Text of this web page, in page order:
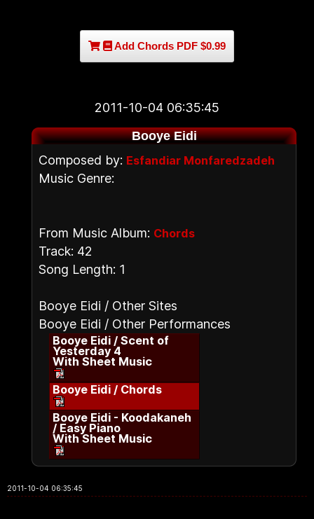
Add Chords PDF $0.99
2011-10-04 06:35:45
Booye Eidi
Composed by: Esfandiar Monfaredzadeh
Music Genre:
From Music Album: Chords
Track: 42
Song Length: 1
Booye Eidi / Other Sites
Booye Eidi / Other Performances
Booye Eidi / Scent of
Yesterday 4
With Sheet Music
Booye Eidi / Chords
Booye Eidi - Koodakaneh
/ Easy Piano
With Sheet Music
2011-10-04 06:35:45